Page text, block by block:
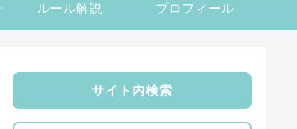
ルール解説 プロフィール
サイト内検索